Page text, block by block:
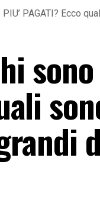
PAGATI? Ecco
sono